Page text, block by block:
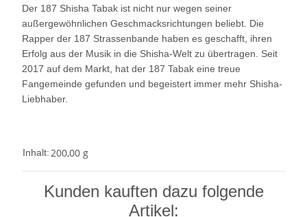
Der 187 Shisha Tabak ist nicht nur wegen seiner
außergewöhnlichen Geschmacksrichtungen beliebt. Die
Rapper der 187 Strassenbande haben es geschafft, ihren
Erfolg aus der Musik in die Shisha-Welt zu übertragen. Seit
2017 auf dem Markt, hat der 187 Tabak eine treue
Fangemeinde gefunden und begeistert immer mehr Shisha-
Liebhaber.
Inhalt:200,00 g
Kunden kauften dazu folgende
Artikel: